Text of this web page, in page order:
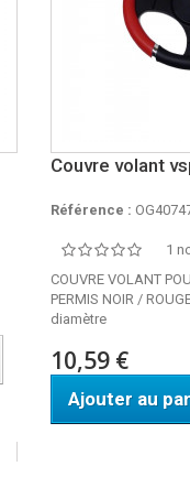
Couvre volant
Référence :
1
COUVRE VOLANT
PERMIS NOIR /
diamètre
10,59 €
Ajouter au